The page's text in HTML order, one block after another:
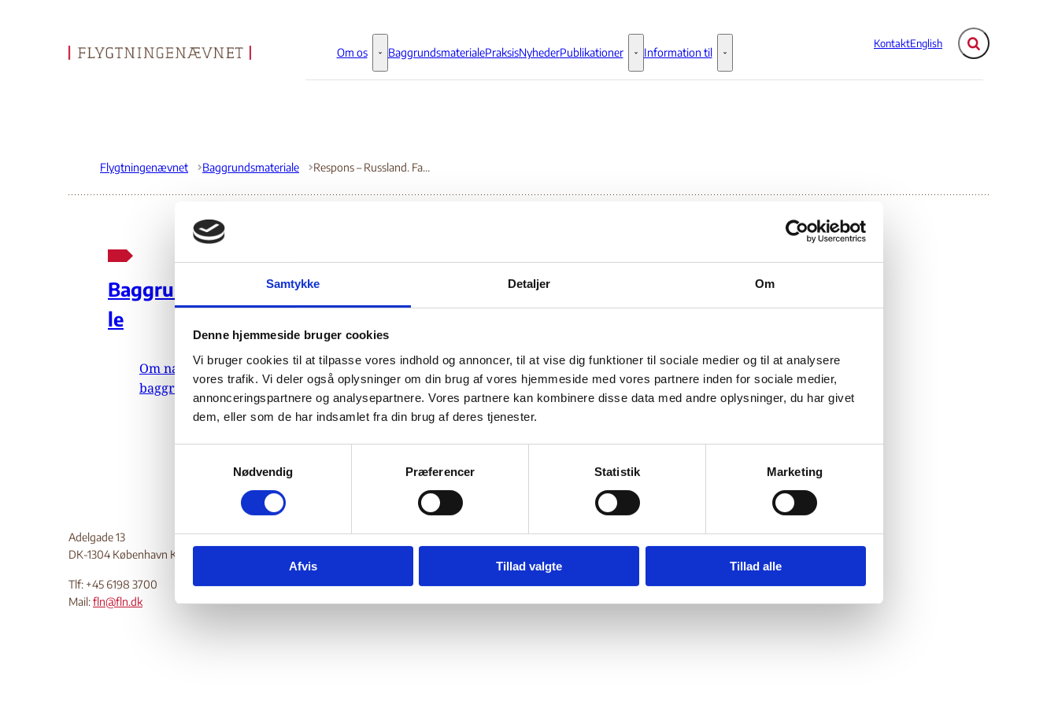
Samtykke Detaljer Om
Denne hjemmeside bruger cookies
Vi bruger cookies til at tilpasse vores indhold og annoncer, til at vise dig funktioner til sociale medier og til at analysere
vores trafik. Vi deler også oplysninger om din brug af vores hjemmeside med vores partnere inden for sociale medier,
annonceringspartnere og analysepartnere. Vores partnere kan kombinere disse data med andre oplysninger, du har givet
dem, eller som de har indsamlet fra din brug af deres tjenester.
v
Nødvendig Præferencer Statistik Marketing
Afvis Tillad valgte Tillad alle
Gå til forsiden
KontaktEnglish Fold søgefelt ud
Om os Om os - Flere links
BaggrundsmaterialePraksisNyhederPublikationer Publikationer - Flere links
Information til Information til - Flere links
Flygtningenævnet Baggrundsmateriale Respons – Russland. Familiegjenforening.
Baggrundsmateria
le
Om nævnets
baggrundsmateriale
Respons – Russland.
Familiegjenforening.
26.04.2016 Bilag 419LandinfoRusland (I)
Indeholder oplysninger om familiesammenføring i Rusland.
Adelgade 13
DK-1304 København K
Tlf: +45 6198 3700
Mail:fln@fln.dk
Digital Post - Borger
Tilgængelighedserklæring
Relevante links